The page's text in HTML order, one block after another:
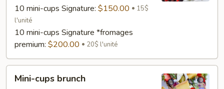
10 mini-cups Signature: $150.00
15$
l'unité
10 mini-cups Signature *fromages
premium: $200.00 20$ l'unité
cups
Mini-cups brunch